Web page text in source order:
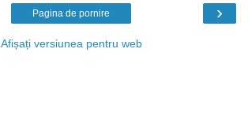
›
Pagina de pornire
Afișați versiunea pentru web